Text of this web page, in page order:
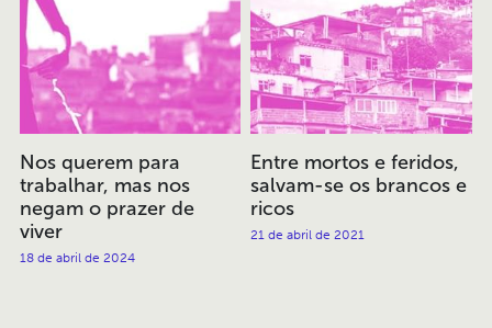
Nos querem para
trabalhar, mas nos
negam o prazer de
viver
18 de abril de 2024
Entre mortos e feridos,
salvam-se os brancos e
ricos
21 de abril de 2021